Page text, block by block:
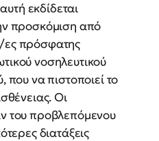
εκδίδεται
προσκόμιση από
ες πρόσφατης
νοσηλευτικού
που να πιστοποιεί το
Οι
του προβλεπόμενου
διατάξεις